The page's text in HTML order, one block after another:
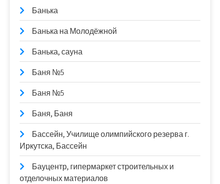
Банька
Банька на Молодёжной
Банька, сауна
Баня №5
Баня №5
Баня, Баня
Бассейн, Училище олимпийского резерва г.
Иркутска, Бассейн
Бауцентр, гипермаркет строительных и
отделочных материалов